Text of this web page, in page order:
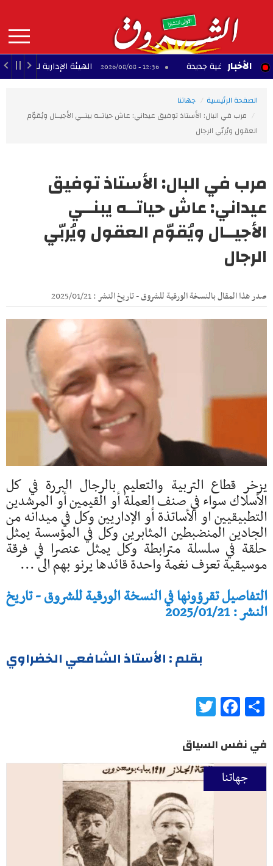
contenu
principal
MAIN
NAVIGATION الأخبارجديدة الهيئة الإدارية للبلديين تُعلن
الصفحة الرئيسية
جهاتنا
مرب في البال: الأستاذ توفيق عيداني: عاش حياتــه يبنــي الأجيــال ويُقوّم
العقول ويُربّي الرجال
مرب في البال: الأستاذ توفيق
عيداني: عاش حياتــه يبنــي
الأجيــال ويُقوّم العقول ويُربّي
الرجال
صدر هذا المقال بالنسخة الورقية للشروق - تاريخ النشر : 2025/01/21
يزخر قطاع التربية والتعليم بالرجال البررة في كل
الأسلاك سواء في صنف العملة أو القيمين أو المرشدين
التطبيقيين او الأساتذة أو الإداريين وكل في ميدانه من
الجادين المنضبطين المثابرين وكل في المؤسسة يمثل
حلقة في سلسلة مترابطة وكل يمثل عنصرا في فرقة
موسيقية تعزف نغمة واحدة قائدها يرنو بهم الى ...
التفاصيل تقرؤونها في النسخة الورقية للشروق - تاريخ
النشر : 2025/01/21
بقلم : الأستاذ الشافعي الخضراوي
Share
Facebook
في نفس السياق
جهاتنا